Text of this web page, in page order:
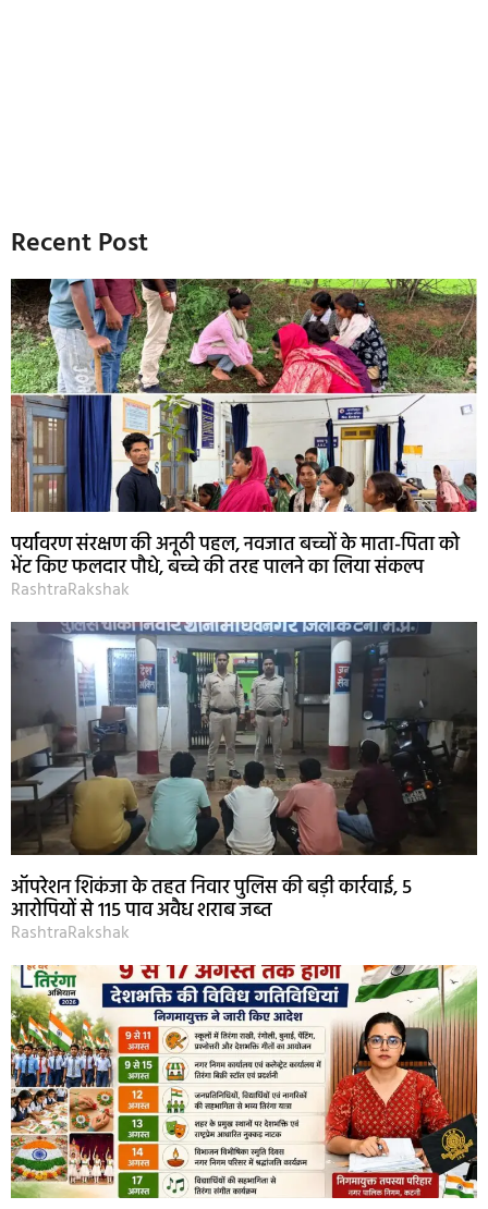
Recent Post
पर्यावरण संरक्षण की अनूठी पहल, नवजात बच्चों के माता-पिता को
भेंट किए फलदार पौधे, बच्चे की तरह पालने का लिया संकल्प
RashtraRakshak
ऑपरेशन शिकंजा के तहत निवार पुलिस की बड़ी कार्रवाई, 5
आरोपियों से 115 पाव अवैध शराब जब्त
RashtraRakshak